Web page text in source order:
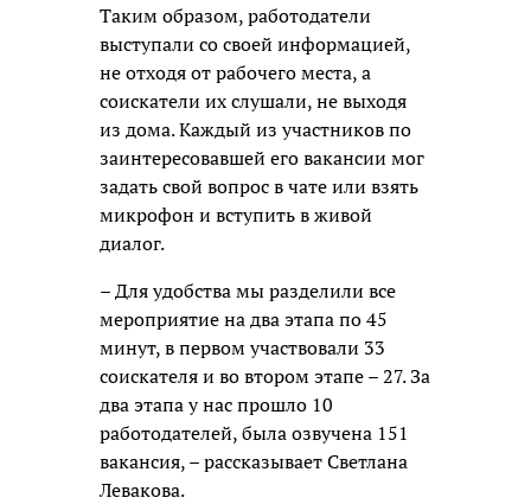
Таким образом, работодатели
выступали со своей информацией,
не отходя от рабочего места, а
соискатели их слушали, не выходя
из дома. Каждый из участников по
заинтересовавшей его вакансии мог
задать свой вопрос в чате или взять
микрофон и вступить в живой
диалог.
– Для удобства мы разделили все
мероприятие на два этапа по 45
минут, в первом участвовали 33
соискателя и во втором этапе – 27. За
два этапа у нас прошло 10
работодателей, была озвучена 151
вакансия, – рассказывает Светлана
Левакова.